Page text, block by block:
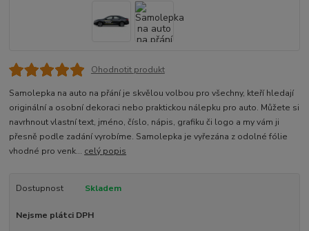
Ohodnotit produkt
Samolepka na auto na přání je skvělou volbou pro všechny, kteří hledají
originální a osobní dekoraci nebo praktickou nálepku pro auto. Můžete si
navrhnout vlastní text, jméno, číslo, nápis, grafiku či logo a my vám ji
přesně podle zadání vyrobíme. Samolepka je vyřezána z odolné fólie
vhodné pro venk... celý popis
Dostupnost Skladem
Nejsme plátci DPH